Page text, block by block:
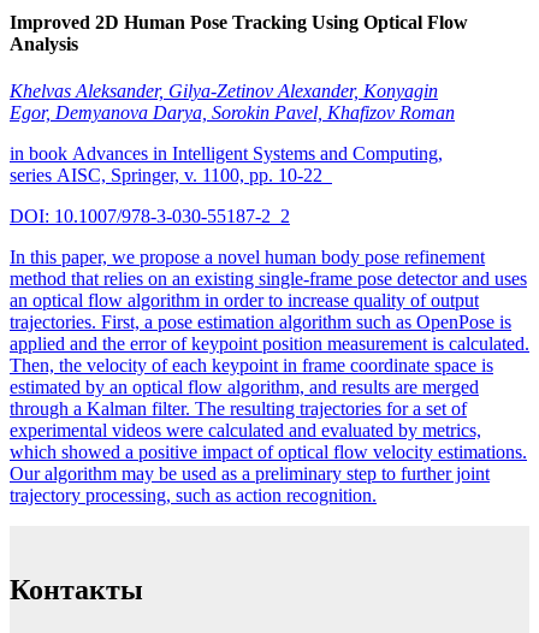
Improved 2D Human Pose Tracking Using Optical Flow
Analysis
Khelvas Aleksander, Gilya-Zetinov Alexander, Konyagin
Egor, Demyanova Darya, Sorokin Pavel, Khafizov Roman
in book Advances in Intelligent Systems and Computing,
series AISC, Springer, v. 1100, pp. 10-22
DOI: 10.1007/978-3-030-55187-2_2
In this paper, we propose a novel human body pose refinement
method that relies on an existing single-frame pose detector and uses
an optical flow algorithm in order to increase quality of output
trajectories. First, a pose estimation algorithm such as OpenPose is
applied and the error of keypoint position measurement is calculated.
Then, the velocity of each keypoint in frame coordinate space is
estimated by an optical flow algorithm, and results are merged
through a Kalman filter. The resulting trajectories for a set of
experimental videos were calculated and evaluated by metrics,
which showed a positive impact of optical flow velocity estimations.
Our algorithm may be used as a preliminary step to further joint
trajectory processing, such as action recognition.
Контакты